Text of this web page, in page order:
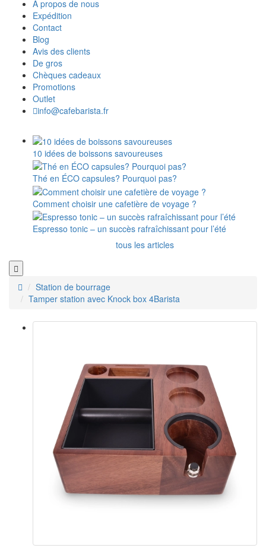
À propos de nous
Expédition
Contact
Blog
Avis des clients
De gros
Chèques cadeaux
Promotions
Outlet
info@cafebarista.fr
10 idées de boissons savoureuses
Thé en ÉCO capsules? Pourquoi pas?
Comment choisir une cafetière de voyage ?
Espresso tonic – un succès rafraîchissant pour l’été
tous les articles
Station de bourrage
Tamper station avec Knock box 4Barista